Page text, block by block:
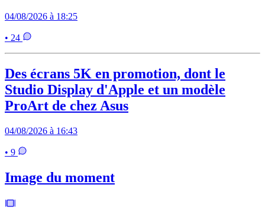
04/08/2026 à 18:25
• 24
Des écrans 5K en promotion, dont le
Studio Display d'Apple et un modèle
ProArt de chez Asus
04/08/2026 à 16:43
• 9
Image du moment